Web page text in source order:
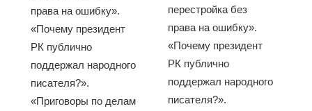
права на ошибку».
«Почему президент
РК публично
поддержал народного
писателя?».
«Приговоры по делам
перестройка без
права на ошибку».
«Почему президент
РК публично
поддержал народного
писателя?».